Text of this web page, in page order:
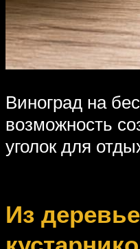
Виноград на
возможность
уголок для
Из